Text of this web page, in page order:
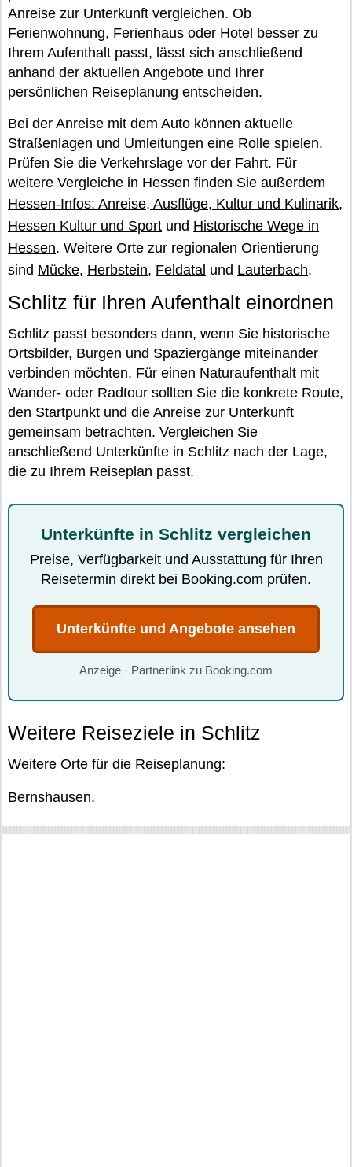
Anreise zur Unterkunft vergleichen. Ob
Ferienwohnung, Ferienhaus oder Hotel besser zu
Ihrem Aufenthalt passt, lässt sich anschließend
anhand der aktuellen Angebote und Ihrer
persönlichen Reiseplanung entscheiden.
Bei der Anreise mit dem Auto können aktuelle
Straßenlagen und Umleitungen eine Rolle spielen.
Prüfen Sie die Verkehrslage vor der Fahrt. Für
weitere Vergleiche in Hessen finden Sie außerdem
Hessen-Infos: Anreise, Ausflüge, Kultur und Kulinarik,
Hessen Kultur und Sport und Historische Wege in
Hessen. Weitere Orte zur regionalen Orientierung
sind Mücke, Herbstein, Feldatal und Lauterbach.
Schlitz für Ihren Aufenthalt einordnen
Schlitz passt besonders dann, wenn Sie historische
Ortsbilder, Burgen und Spaziergänge miteinander
verbinden möchten. Für einen Naturaufenthalt mit
Wander- oder Radtour sollten Sie die konkrete Route,
den Startpunkt und die Anreise zur Unterkunft
gemeinsam betrachten. Vergleichen Sie
anschließend Unterkünfte in Schlitz nach der Lage,
die zu Ihrem Reiseplan passt.
Unterkünfte in Schlitz vergleichen
Preise, Verfügbarkeit und Ausstattung für Ihren
Reisetermin direkt bei Booking.com prüfen.
Unterkünfte und Angebote ansehen
Anzeige · Partnerlink zu Booking.com
Weitere Reiseziele in Schlitz
Weitere Orte für die Reiseplanung:
Bernshausen.